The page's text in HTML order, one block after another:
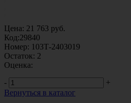
Цена: 21 763 руб.
Код:29840
Номер: 103Т-2403019
Остаток: 2
Оценка:
-
+
Вернуться в каталог